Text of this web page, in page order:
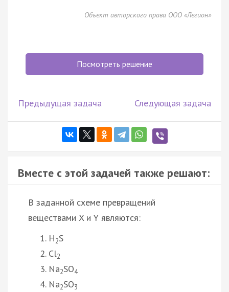
Объект авторского права ООО «Легион»
Посмотреть решение
Предыдущая задача Следующая задача
Вместе с этой задачей также решают:
В заданной схеме превращений
веществами X и Y являются:
H2S
Cl2
Na2SO4
Na2SO3